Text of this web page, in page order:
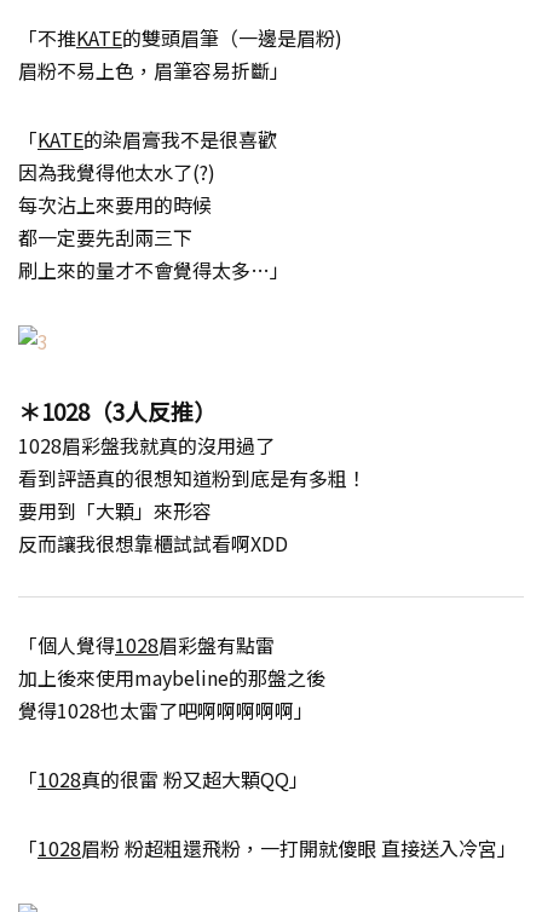
「不推KATE的雙頭眉筆（一邊是眉粉)
眉粉不易上色，眉筆容易折斷」
「KATE的染眉膏我不是很喜歡
因為我覺得他太水了(?)
每次沾上來要用的時候
都一定要先刮兩三下
刷上來的量才不會覺得太多…」
＊1028（3人反推）
1028眉彩盤我就真的沒用過了
看到評語真的很想知道粉到底是有多粗！
要用到「大顆」來形容
反而讓我很想靠櫃試試看啊XDD
「個人覺得1028眉彩盤有點雷
加上後來使用maybeline的那盤之後
覺得1028也太雷了吧啊啊啊啊啊」
「1028真的很雷 粉又超大顆QQ」
「1028眉粉 粉超粗還飛粉，一打開就傻眼 直接送入冷宮」